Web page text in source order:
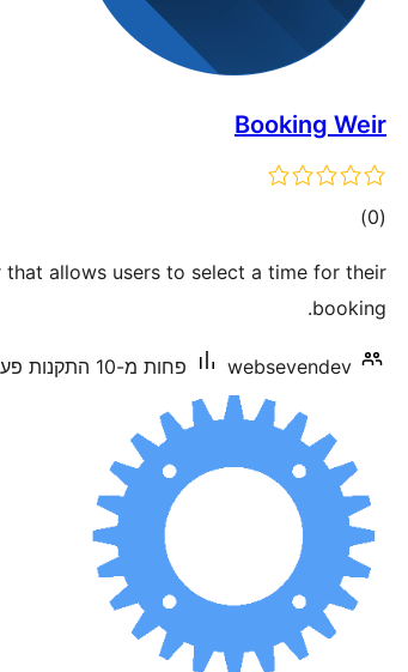
Booking Weir
(0 דרוגים)
allows users to select a time for their
booking.
websevendev פחות מ-10 התקנות פעילות